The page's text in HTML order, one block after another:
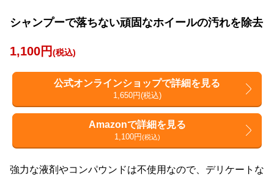
シャンプーで落ちない頑固なホイールの汚れを除去
1,100円(税込)
公式オンラインショップで詳細を見る
1,650円(税込)
Amazonで詳細を見る
1,100円(税込)
強力な液剤やコンパウンドは不使用なので、デリケートな